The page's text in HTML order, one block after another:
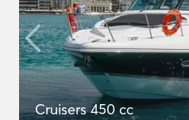
Cruisers 450 cc